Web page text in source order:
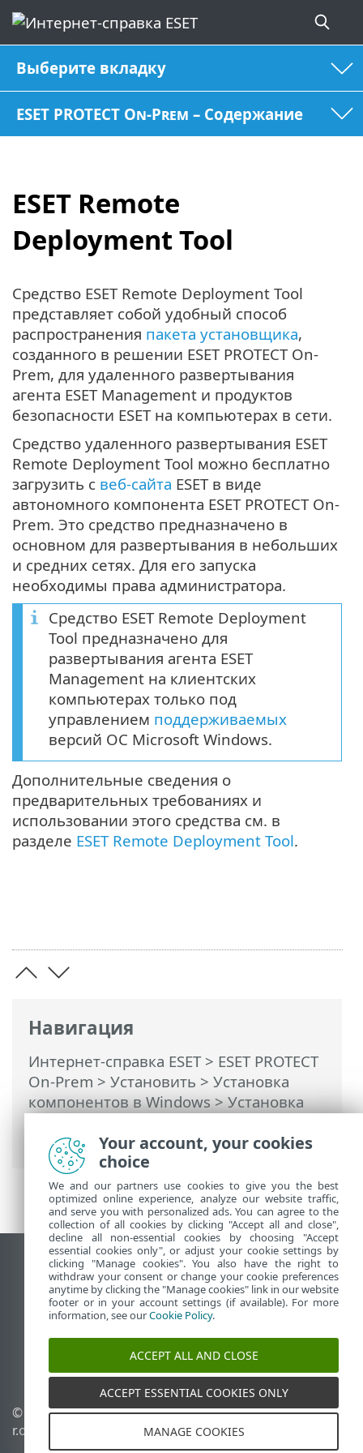
Выберите вкладку
ESET PROTECT On-Prem – Содержание
ESET Remote
Deployment Tool
Навигация
Интернет-справка ESET> ESET PROTECT
On-Prem > Установить > Установка
компонентов в Windows>Установка
Deployment Tool
Средство ESET Remote Deployment Tool
представляет собой удобный способ
распространения пакета установщика,
созданного в решении ESET PROTECT On-
Prem, для удаленного развертывания
агента ESET Management и продуктов
безопасности ESET на компьютерах в сети.
Средство удаленного развертывания ESET
Remote Deployment Tool можно бесплатно
загрузить с веб-сайта ESET в виде
автономного компонента ESET PROTECT On-
Prem. Это средство предназначено в
основном для развертывания в небольших
и средних сетях. Для его запуска
необходимы права администратора.
Средство ESET Remote Deployment
Tool предназначено для
развертывания агента ESET
Management на клиентских
компьютерах только под
управлением поддерживаемых
версий ОС Microsoft Windows.
Дополнительные сведения о
предварительных требованиях и
использовании этого средства см. в
разделе ESET Remote Deployment Tool.
Использовать сайт для ПК
End of Life
База знаний ESET
ESET Status Portal
Региональная поддержка
© 1992 - 2026 ESET, spol. s
r.o. - Все права защищены.
Управлять файлами
Политика в отношении
Your account, your cookies
choice
We and our partners use cookies to give you the best
optimized online experience, analyze our website traffic,
and serve you with personalized ads. You can agree to the
collection of all cookies by clicking "Accept all and close",
decline all non-essential cookies by choosing "Accept
essential cookies only", or adjust your cookie settings by
clicking "Manage cookies". You also have the right to
withdraw your consent or change your cookie preferences
anytime by clicking the "Manage cookies" link in our website
footer or in your account settings (if available). For more
information, see ourCookie Policy.
ACCEPT ALL AND CLOSE
ACCEPT ESSENTIAL COOKIES ONLY
MANAGE COOKIES